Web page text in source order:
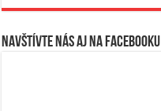
Navštívte nás aj na Facebooku